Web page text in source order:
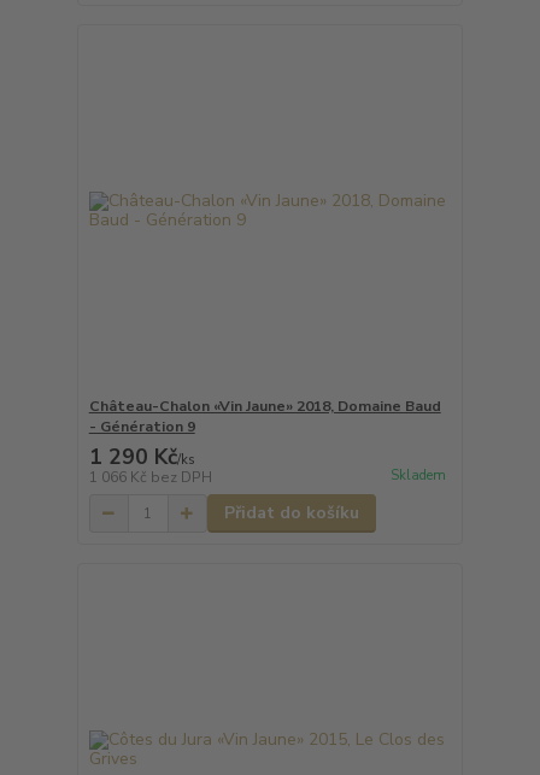
Château-Chalon «Vin Jaune» 2018, Domaine Baud
- Génération 9
1 290 Kč/ks
1 066 Kč bez DPH Skladem
Přidat do košíku